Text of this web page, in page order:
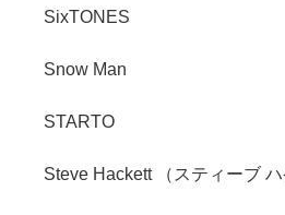
SixTONES
Snow Man
STARTO
Steve Hackett （スティーブ ハ